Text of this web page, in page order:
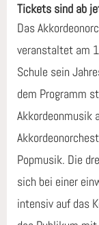
Tickets sind ab
Das
veranstaltet am
Schule sein
dem Programm
Akkordeonmusik
Popmusik. Die
sich bei einer
intensiv auf das